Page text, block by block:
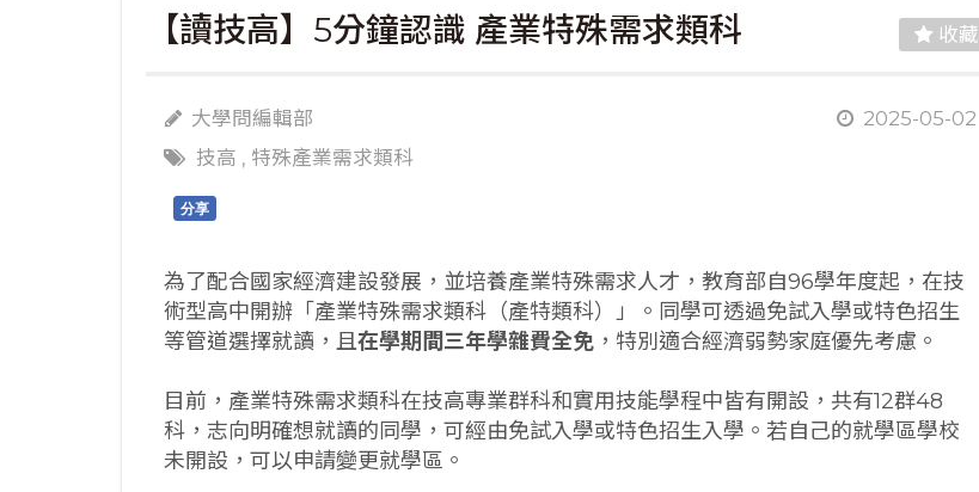
【讀技高】5分鐘認識 產業特殊需求類科 收藏
大學問編輯部
2025-05-02
技高 , 特殊產業需求類科
分享
為了配合國家經濟建設發展，並培養產業特殊需求人才，教育部自96學年度起，在技
術型高中開辦「產業特殊需求類科（產特類科）」。同學可透過免試入學或特色招生
等管道選擇就讀，且在學期間三年學雜費全免 ，特別適合經濟弱勢家庭優先考慮。
目前，產業特殊需求類科在技高專業群科和實用技能學程中皆有開設，共有12群48
科，志向明確想就讀的同學，可經由免試入學或特色招生入學。若自己的就學區學校
未開設，可以申請變更就學區。